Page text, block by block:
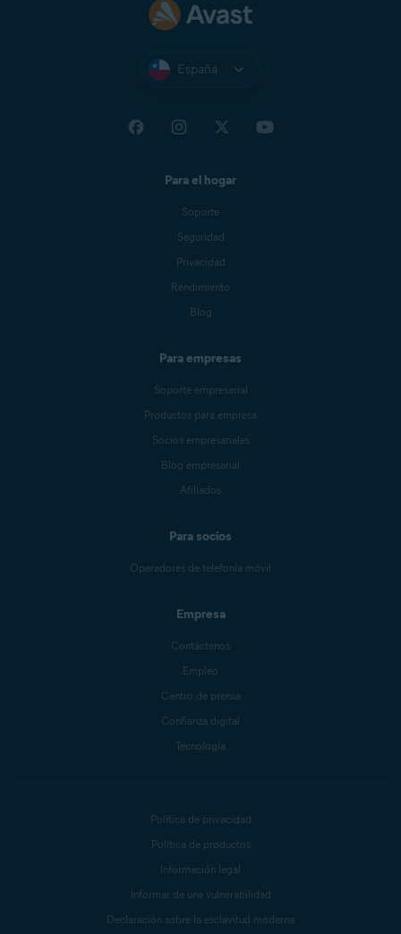
España
Para el hogar
Soporte
Seguridad
Privacidad
Rendimiento
Blog
Para empresas
Soporte empresarial
Productos para empresa
Socios empresariales
Blog empresarial
Afiliados
Para socios
Operadores de telefonía móvil
Empresa
Contáctenos
Empleo
Centro de prensa
Confianza digital
Tecnología
Política de privacidad
Política de productos
Información legal
Informar de una vulnerabilidad
Declaración sobre la esclavitud moderna